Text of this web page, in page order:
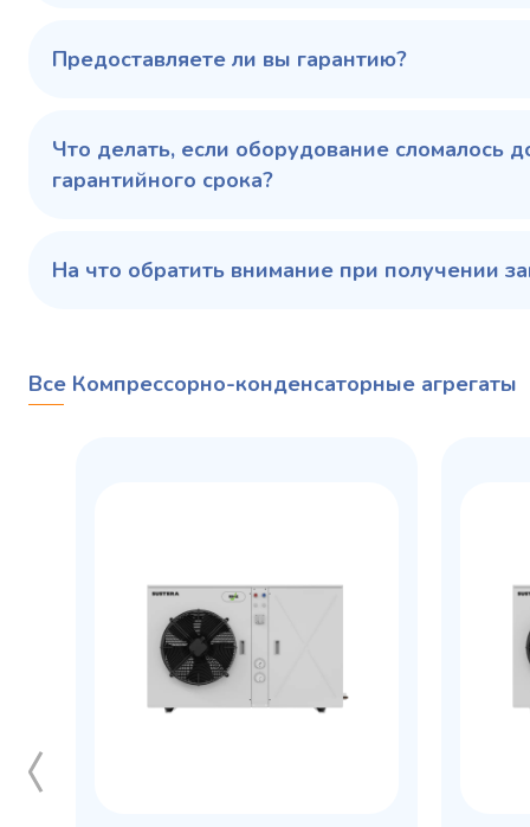
Предоставляете ли вы гарантию?
Что делать, если оборудование сломалось
гарантийного срока?
На что обратить внимание при получении
Все Компрессорно-конденсаторные агрегаты